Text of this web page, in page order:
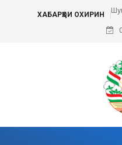
ХАБАРҲОИ ОХИРИН